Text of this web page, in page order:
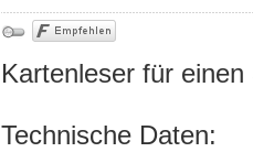
Kartenleser für
Technische Daten: